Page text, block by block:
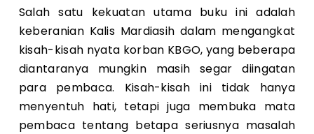
Salah satu kekuatan utama buku ini adalah
keberanian Kalis Mardiasih dalam mengangkat
kisah-kisah nyata korban KBGO, yang beberapa
diantaranya mungkin masih segar diingatan
para pembaca. Kisah-kisah ini tidak hanya
menyentuh hati, tetapi juga membuka mata
pembaca tentang betapa seriusnya masalah